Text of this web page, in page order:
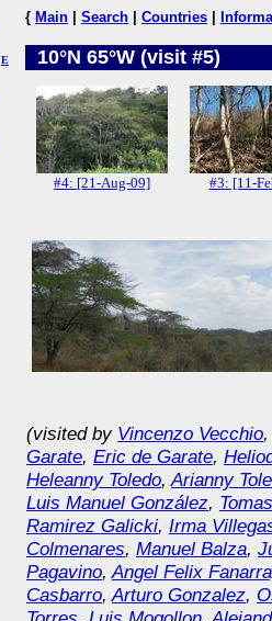
E
{ Main Search Countries
10°N 65°W (visit #5)
#4: [21-Aug-09] #3: [11-
(visited by Vincenzo Vecchio
Garate, Eric de Garate,
Heleanny Toledo,Arianny
Luis Manuel González,
Ramirez Galicki, Irma
Colmenares, Manuel Balza,
Pagavino,Angel Felix
Casbarro,Arturo Gonzalez,